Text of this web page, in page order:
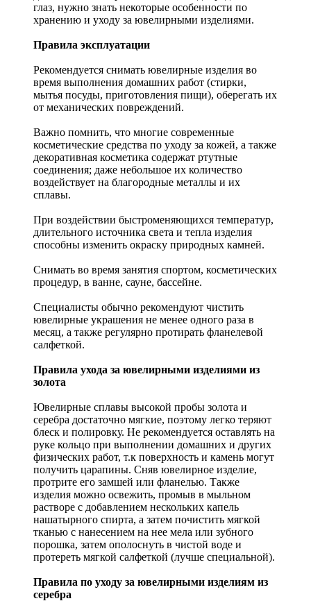
глаз, нужно знать некоторые особенности по
хранению и уходу за ювелирными изделиями.
Правила эксплуатации
Рекомендуется снимать ювелирные изделия во
время выполнения домашних работ (стирки,
мытья посуды, приготовления пищи), оберегать их
от механических повреждений.
Важно помнить, что многие современные
косметические средства по уходу за кожей, а также
декоративная косметика содержат ртутные
соединения; даже небольшое их количество
воздействует на благородные металлы и их
сплавы.
При воздействии быстроменяющихся температур,
длительного источника света и тепла изделия
способны изменить окраску природных камней.
Снимать во время занятия спортом, косметических
процедур, в ванне, сауне, бассейне.
Специалисты обычно рекомендуют чистить
ювелирные украшения не менее одного раза в
месяц, а также регулярно протирать фланелевой
салфеткой.
Правила ухода за ювелирными изделиями из
золота
Ювелирные сплавы высокой пробы золота и
серебра достаточно мягкие, поэтому легко теряют
блеск и полировку. Не рекомендуется оставлять на
руке кольцо при выполнении домашних и других
физических работ, т.к поверхность и камень могут
получить царапины. Сняв ювелирное изделие,
протрите его замшей или фланелью. Также
изделия можно освежить, промыв в мыльном
растворе с добавлением нескольких капель
нашатырного спирта, а затем почистить мягкой
тканью с нанесением на нее мела или зубного
порошка, затем ополоснуть в чистой воде и
протереть мягкой салфеткой (лучше специальной).
Правила по уходу за ювелирными изделиям из
серебра